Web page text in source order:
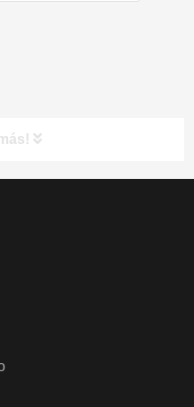
y recipientes a